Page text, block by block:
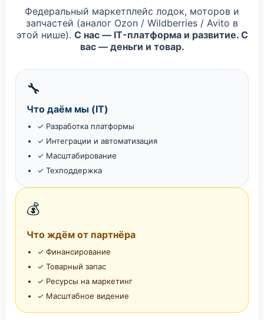
Федеральный маркетплейс лодок, моторов и
запчастей (аналог Ozon / Wildberries / Avito в
этой нише). С нас — IT-платформа и развитие. С
вас — деньги и товар.
🔧
Что даём мы (IT)
✓ Разработка платформы
✓ Интеграции и автоматизация
✓ Масштабирование
✓ Техподдержка
💰
Что ждём от партнёра
✓ Финансирование
✓ Товарный запас
✓ Ресурсы на маркетинг
✓ Масштабное видение